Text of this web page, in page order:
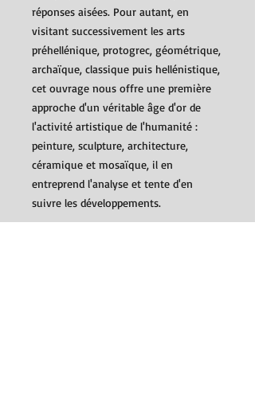
réponses aisées. Pour autant, en
visitant successivement les arts
préhellénique, protogrec, géométrique,
archaïque, classique puis hellénistique,
cet ouvrage nous offre une première
approche d'un véritable âge d'or de
l'activité artistique de l'humanité :
peinture, sculpture, architecture,
céramique et mosaïque, il en
entreprend l'analyse et tente d'en
suivre les développements.